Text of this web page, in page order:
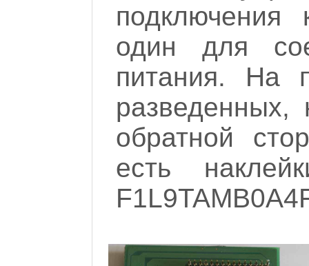
один для
питания. На
обратной
есть